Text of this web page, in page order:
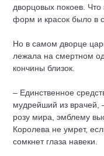
дворцовых покоев. Что
форм и красок было в
Но в самом дворце
лежала на смертном
кончины близок.
– Единственное
мудрейший из врачей,
розу мира, эмблему
Королева не умрет,
сомкнет глаза навеки.